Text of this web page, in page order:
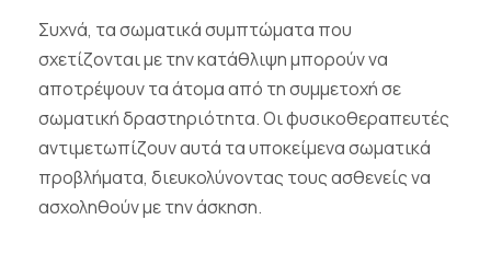
Συχνά, τα σωματικά συμπτώματα που
σχετίζονται με την κατάθλιψη μπορούν να
αποτρέψουν τα άτομα από τη συμμετοχή σε
σωματική δραστηριότητα. Οι φυσικοθεραπευτές
αντιμετωπίζουν αυτά τα υποκείμενα σωματικά
προβλήματα, διευκολύνοντας τους ασθενείς να
ασχοληθούν με την άσκηση.